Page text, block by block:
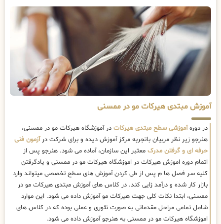
آموزش مبتدی هیرکات مو در ممسنی
در دورهآموزشی سطح مبتدی هیرکات در آموزشگاه هیرکات مو در ممسنی،
هنرجو زیر نظر مربیان باتجربه مرکز آموزش دیده و برای شرکت درآزمون فنی
حرفه ای و گرفتن مدرک معتبر این سازمان، آماده می شود. هنرجو پس از
اتمام دوره اموزش هیرکات در اموزشگاه هیرکات مو در ممسنی و یادگرفتن
کلیه سر فصل ها م پس از طی کردن آموزش های سطح تخصصی میتواند وارد
بازار کار شده و درآمد زایی کند. در کلاس های آموزش مبتدی هیرکات مو در
ممسنی، ابتدا نکات کلی جهت هیرکات مو آموزش داده می شود. این موارد
شامل تمامی مراحل مقدماتی به صورت تئوری و عملی بوده که در کلاس های
اموزشگاه هیرکات مو در ممسنی به هنرجو آموزش داده می شود.